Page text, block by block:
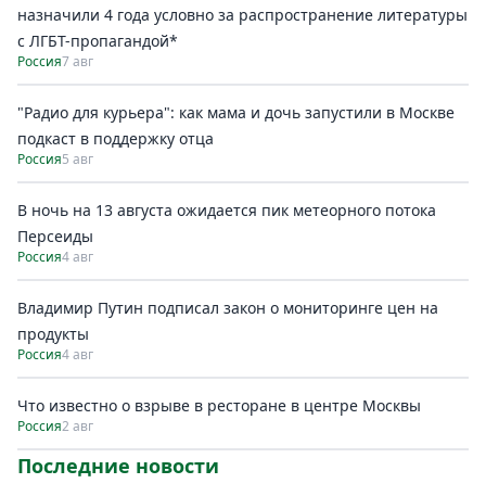
назначили 4 года условно за распространение литературы
с ЛГБТ-пропагандой*
Россия7 авг
"Радио для курьера": как мама и дочь запустили в Москве
подкаст в поддержку отца
Россия5 авг
В ночь на 13 августа ожидается пик метеорного потока
Персеиды
Россия4 авг
Владимир Путин подписал закон о мониторинге цен на
продукты
Россия4 авг
Что известно о взрыве в ресторане в центре Москвы
Россия2 авг
Последние новости